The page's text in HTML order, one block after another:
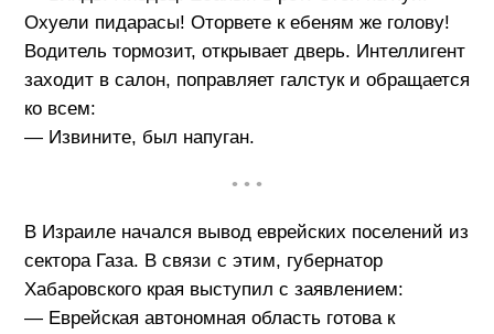
Охуели пидарасы! Оторвете к ебеням же голову!
Водитель тормозит, открывает дверь. Интеллигент
заходит в салон, поправляет галстук и обращается
ко всем:
— Извините, был напуган.
• • •
В Израиле начался вывод еврейских поселений из
сектора Газа. В связи с этим, губернатор
Хабаровского края выступил с заявлением:
— Еврейская автономная область готова к